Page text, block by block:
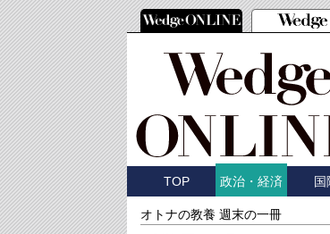
TOP 政治・経済 国
オトナの教養 週末の一冊